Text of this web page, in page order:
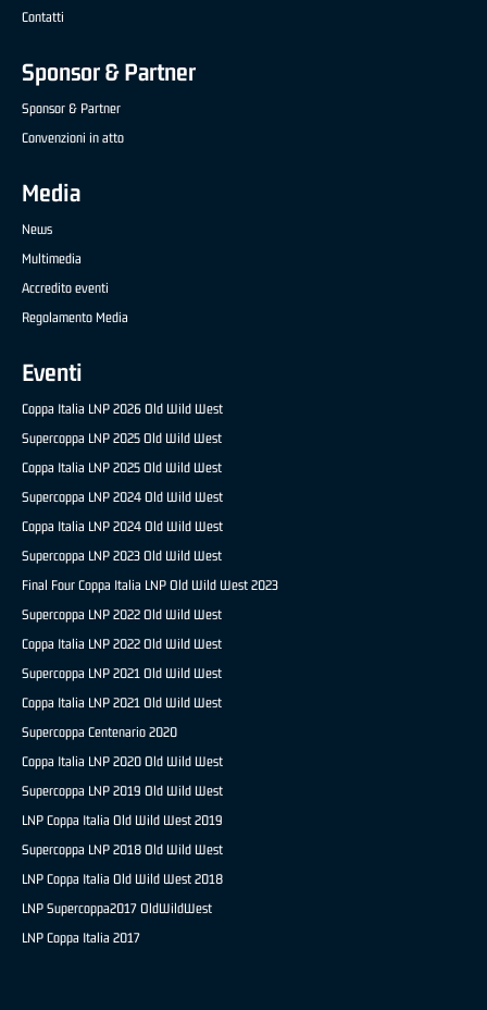
Contatti
Sponsor & Partner
Sponsor & Partner
Convenzioni in atto
Media
News
Multimedia
Accredito eventi
Regolamento Media
Eventi
Coppa Italia LNP 2026 Old Wild West
Supercoppa LNP 2025 Old Wild West
Coppa Italia LNP 2025 Old Wild West
Supercoppa LNP 2024 Old Wild West
Coppa Italia LNP 2024 Old Wild West
Supercoppa LNP 2023 Old Wild West
Final Four Coppa Italia LNP Old Wild West 2023
Supercoppa LNP 2022 Old Wild West
Coppa Italia LNP 2022 Old Wild West
Supercoppa LNP 2021 Old Wild West
Coppa Italia LNP 2021 Old Wild West
Supercoppa Centenario 2020
Coppa Italia LNP 2020 Old Wild West
Supercoppa LNP 2019 Old Wild West
LNP Coppa Italia Old Wild West 2019
Supercoppa LNP 2018 Old Wild West
LNP Coppa Italia Old Wild West 2018
LNP Supercoppa2017 OldWildWest
LNP Coppa Italia 2017